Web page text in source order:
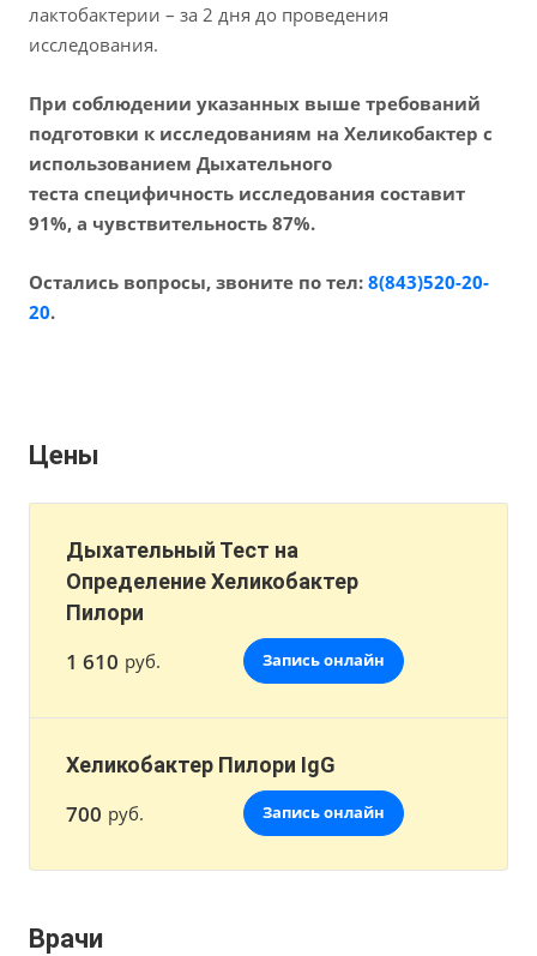
лактобактерии – за 2 дня до проведения
исследования.
При соблюдении указанных выше требований
подготовки к исследованиям на Хеликобактер с
использованием Дыхательного
теста специфичность исследования составит
91%, а чувствительность 87%.
Остались вопросы, звоните по тел: 8(843)520-20-
20.
Цены
Дыхательный Тест на
Определение Хеликобактер
Пилори
1 610 руб. Запись онлайн
Хеликобактер Пилори IgG
700 руб. Запись онлайн
Врачи